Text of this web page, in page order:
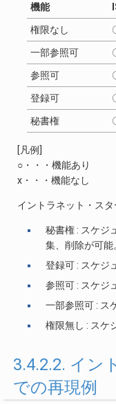
機能
権限なし
一部参照可
参照可
登録可
秘書権
[凡例]
○・・・機能あり
x・・・機能なし
イントラネット・ス
秘書権 : スケジ
集、削除が可能
登録可 : スケジ
参照可 : スケジ
一部参照可 : ス
権限無し : スケ
3.4.2.2. イン
での再現例